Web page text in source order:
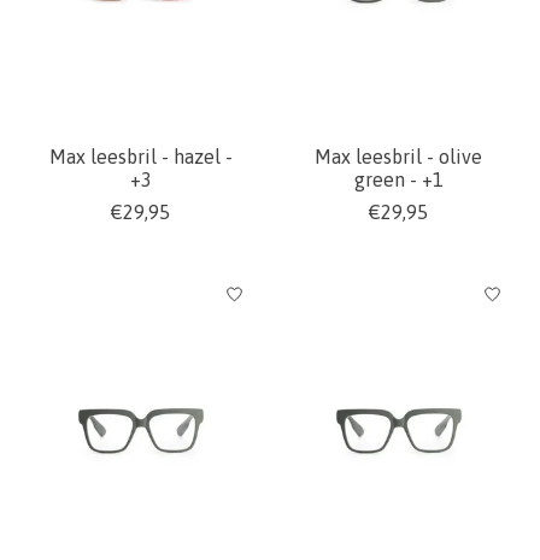
Max leesbril - hazel -
+3
€29,95
Max leesbril - olive
green - +1
€29,95